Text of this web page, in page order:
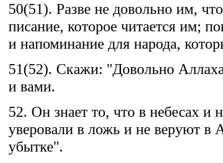
50(51). Разве не довольно им,
писание, которое читается им;
и напоминание для народа,
51(52). Скажи: "Довольно
и вами.
52. Он знает то, что в небесах и
уверовали в ложь и не веруют в
убытке".